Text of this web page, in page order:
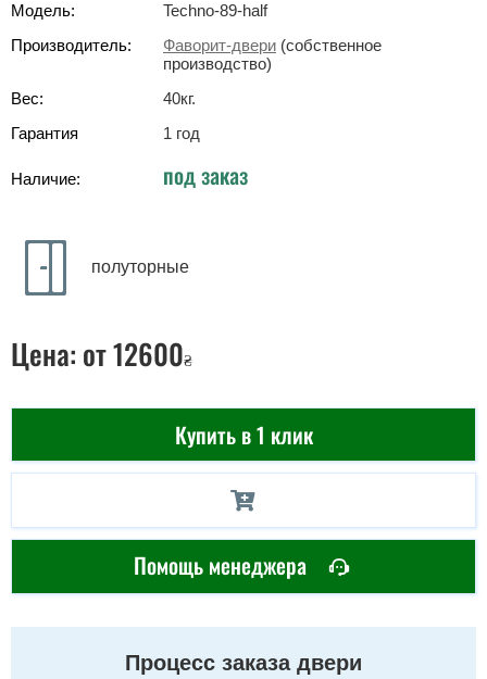
Модель:
Techno-89-half
Производитель:
Фаворит-двери (собственное
производство)
Вес:
40кг.
Гарантия
1 год
Наличие: под заказ
полуторные
Цена: от 12600₴
Купить в 1 клик
Помощь менеджера
Процесс заказа двери